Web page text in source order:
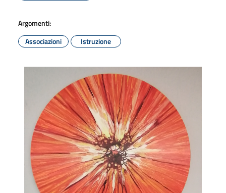
Argomenti:
Associazioni
Istruzione